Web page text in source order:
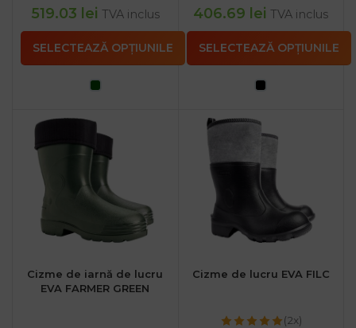
519.03 lei TVA inclus
SELECTEAZĂ OPȚIUNILE
406.69 lei TVA inclus
SELECTEAZĂ OPȚIUNILE
Cizme de iarnă de lucru
EVA FARMER GREEN
Cizme de lucru EVA FILC
(2x)